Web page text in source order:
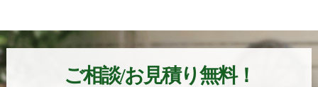
ご相談/お見積り無料！